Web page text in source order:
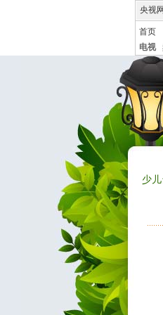
央视网
首页
电视
少儿